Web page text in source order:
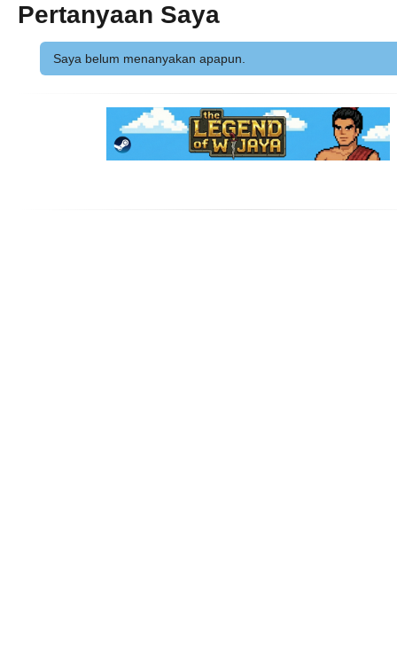
Pertanyaan Saya
Saya belum menanyakan apapun.